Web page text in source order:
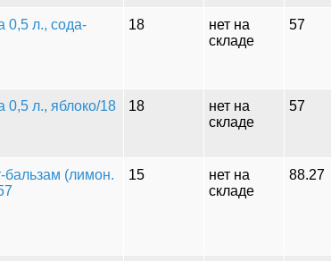
0,5 л., сода-
18
нет на
складе
57
0,5 л., яблоко/18
18
нет на
складе
57
бальзам (лимон.
15
нет на
складе
88.27